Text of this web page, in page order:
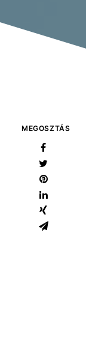
MEGOSZTÁS